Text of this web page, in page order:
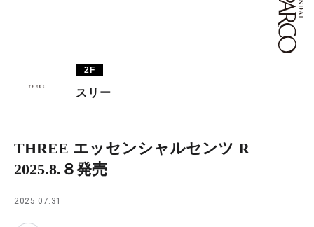
TAX FREE
JP
日本語
2F
スリー
THREE エッセンシャルセンツ R
2025.8.８発売
2025.07.31